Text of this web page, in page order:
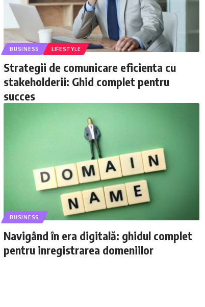
BUSINESS LIFESTYLE
Strategii de comunicare eficienta cu
stakeholderii: Ghid complet pentru
succes
BUSINESS
Navigând în era digitală: ghidul complet
pentru inregistrarea domeniilor